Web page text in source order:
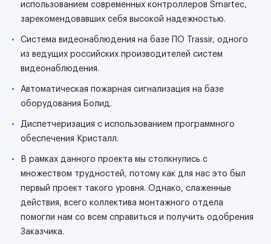
использованием современных контроллеров Smartec,
зарекомендовавших себя высокой надежностью.
Система видеонаблюдения на базе ПО Trassir, одного
из ведущих российских производителей систем
видеонаблюдения.
Автоматическая пожарная сигнализация на базе
оборудования Болид.
Диспетчеризация с использованием программного
обеспечения Кристалл.
В рамках данного проекта мы столкнулись с
множеством трудностей, потому как для нас это был
первый проект такого уровня. Однако, слаженные
действия, всего коллектива монтажного отдела
помогли нам со всем справиться и получить одобрения
Заказчика.